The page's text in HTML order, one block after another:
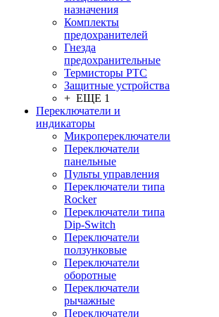
назначения
Комплекты
предохранителей
Гнезда
предохранительные
Термисторы PTC
Защитные устройства
+ ЕЩЕ 1
Переключатели и
индикаторы
Микропереключатели
Переключатели
панельные
Пульты управления
Переключатели типа
Rocker
Переключатели типа
Dip-Switch
Переключатели
ползунковые
Переключатели
оборотные
Переключатели
рычажные
Переключатели